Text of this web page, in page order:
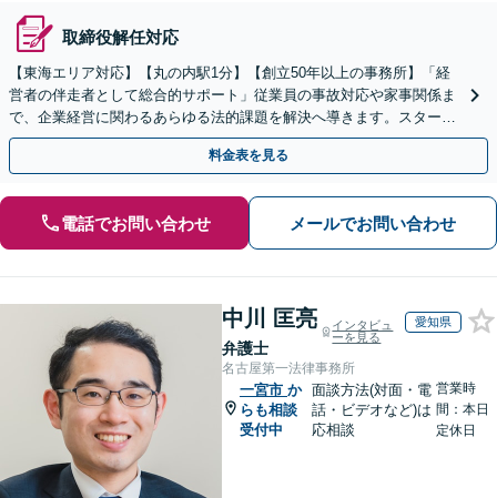
取締役解任対応
【東海エリア対応】【丸の内駅1分】【創立50年以上の事務所】「経
営者の伴走者として総合的サポート」従業員の事故対応や家事関係ま
で、企業経営に関わるあらゆる法的課題を解決へ導きます。スタート
アップから中小企業まで幅広く対応【休日・夜間相談可】
料金表を見る
電話でお問い合わせ メールでお問い合わせ
中川 匡亮
弁護士
インタビュ
ーを見る
愛知県
名古屋第一法律事務所
一宮市 か
らも相談
受付中
面談方法(対面・電
話・ビデオなど)は
応相談
営業時
間：本日
定休日